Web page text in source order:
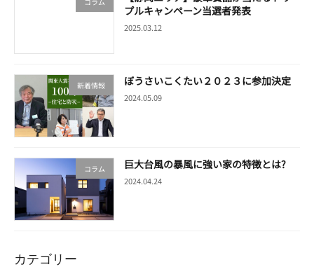
プルキャンペーン当選者発表
2025.03.12
新着情報 ぼうさいこくたい２０２３に参加決定
2024.05.09
コラム 巨大台風の暴風に強い家の特徴とは?
2024.04.24
カテゴリー